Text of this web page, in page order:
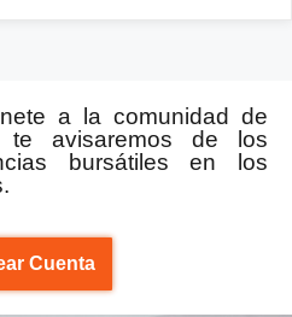
a la comunidad de
avisaremos de los
bursátiles en los
Cuenta